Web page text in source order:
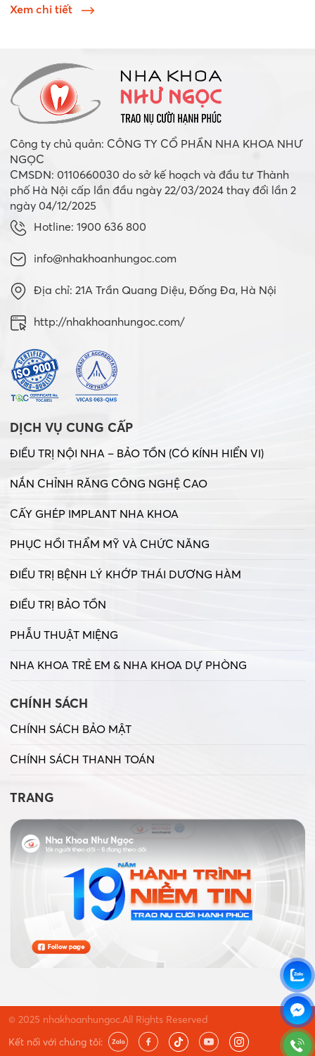
Xem chi tiết
Công ty chủ quản: CÔNG TY CỔ PHẦN NHA KHOA NHƯ
NGỌC
CMSDN: 0110660030 do sở kế hoạch và đầu tư Thành
phố Hà Nội cấp lần đầu ngày 22/03/2024 thay đổi lần 2
ngày 04/12/2025
Hotline: 1900 636 800
info@nhakhoanhungoc.com
Địa chỉ: 21A Trần Quang Diệu, Đống Đa, Hà Nội
http://nhakhoanhungoc.com/
DỊCH VỤ CUNG CẤP
ĐIỀU TRỊ NỘI NHA – BẢO TỒN (CÓ KÍNH HIỂN VI)
NẮN CHỈNH RĂNG CÔNG NGHỆ CAO
CẤY GHÉP IMPLANT NHA KHOA
PHỤC HỒI THẨM MỸ VÀ CHỨC NĂNG
ĐIỀU TRỊ BỆNH LÝ KHỚP THÁI DƯƠNG HÀM
ĐIỀU TRỊ BẢO TỒN
PHẪU THUẬT MIỆNG
NHA KHOA TRẺ EM & NHA KHOA DỰ PHÒNG
CHÍNH SÁCH
CHÍNH SÁCH BẢO MẬT
CHÍNH SÁCH THANH TOÁN
TRANG
© 2025 nhakhoanhungoc.All Rights Reserved
Kết nối với chúng tôi: